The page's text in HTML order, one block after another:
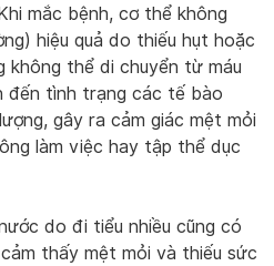
mắc bệnh, cơ thể không
hiệu quả do thiếu hụt hoặc
không thể di chuyển từ máu
đến tình trạng các tế bào
gây ra cảm giác mệt mỏi
làm việc hay tập thể dục
do đi tiểu nhiều cũng có
thấy mệt mỏi và thiếu sức